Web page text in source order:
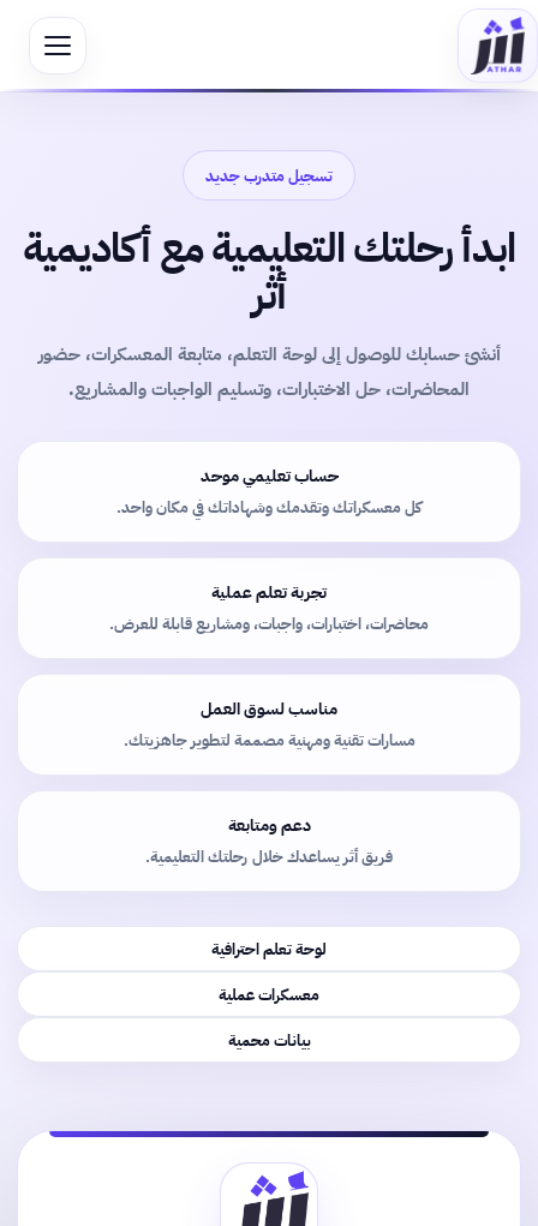
تسجيل متدرب جديد
ابدأ رحلتك التعليمية مع أكاديمية
أثر
أنشئ حسابك للوصول إلى لوحة التعلم، متابعة المعسكرات، حضور
المحاضرات، حل الاختبارات، وتسليم الواجبات والمشاريع.
حساب تعليمي موحد
كل معسكراتك وتقدمك وشهاداتك في مكان واحد.
تجربة تعلم عملية
محاضرات، اختبارات، واجبات، ومشاريع قابلة للعرض.
مناسب لسوق العمل
مسارات تقنية ومهنية مصممة لتطوير جاهزيتك.
دعم ومتابعة
فريق أثر يساعدك خلال رحلتك التعليمية.
لوحة تعلم احترافية
معسكرات عملية
بيانات محمية